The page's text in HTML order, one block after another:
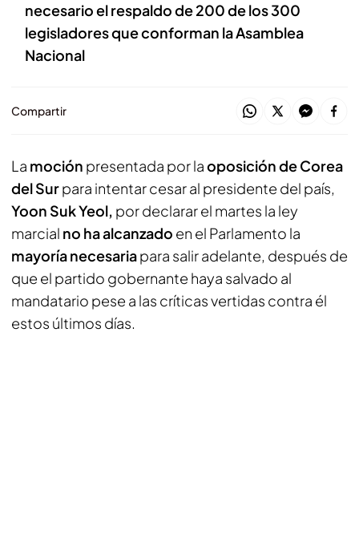
necesario el respaldo de 200 de los 300
legisladores que conforman la Asamblea
Nacional
Compartir
La moción presentada por laoposición de Corea
del Surpara intentar cesar al presidente del país,
Yoon Suk Yeol, por declarar el martes la ley
marcial no ha alcanzado en el Parlamento la
mayoría necesariapara salir adelante, después de
que el partido gobernante haya salvado al
mandatario pese a las críticas vertidas contra él
estos últimos días.